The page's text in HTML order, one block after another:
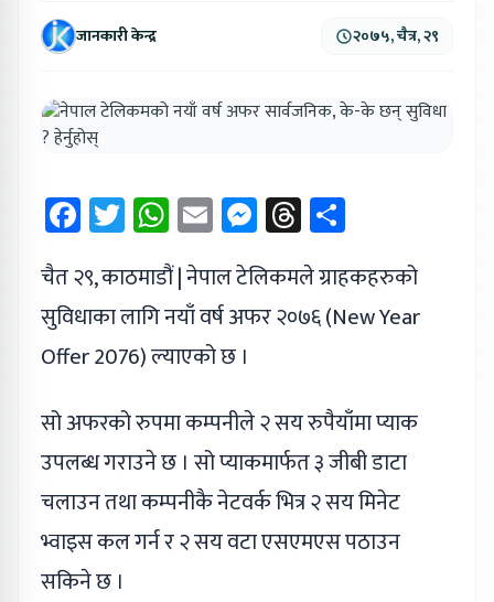
जानकारी केन्द्र २०७५, चैत्र, २९
Facebook
Twitter
WhatsApp
EmailMessenger
Threads
चैत २९, काठमाडौं | नेपाल टेलिकमले ग्राहकहरुको
सुविधाका लागि नयाँ वर्ष अफर २०७६ (New Year
Offer 2076) ल्याएको छ ।
सो अफरको रुपमा कम्पनीले २ सय रुपैयाँमा प्याक
उपलब्ध गराउने छ । सो प्याकमार्फत ३ जीबी डाटा
चलाउन तथा कम्पनीकै नेटवर्क भित्र २ सय मिनेट
भ्वाइस कल गर्न र २ सय वटा एसएमएस पठाउन
सकिने छ ।